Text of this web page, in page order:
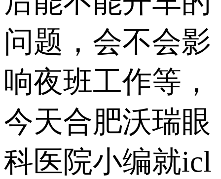
问题，会不会影
响夜班工作等，
今天合肥沃瑞眼
科医院小编就icl